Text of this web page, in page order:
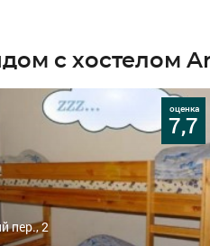
с хостелом
оценка
7,7
пер., 2